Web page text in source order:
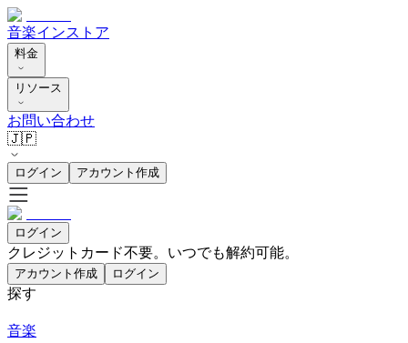
音楽インストア
料金
リソース
お問い合わせ
🇯🇵
ログイン アカウント作成
ログイン
クレジットカード不要。いつでも解約可能。
アカウント作成 ログイン
探す
音楽